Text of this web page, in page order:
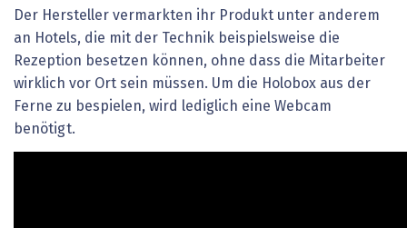
Der Hersteller vermarkten ihr Produkt unter anderem
an Hotels, die mit der Technik beispielsweise die
Rezeption besetzen können, ohne dass die Mitarbeiter
wirklich vor Ort sein müssen. Um die Holobox aus der
Ferne zu bespielen, wird lediglich eine Webcam
benötigt.